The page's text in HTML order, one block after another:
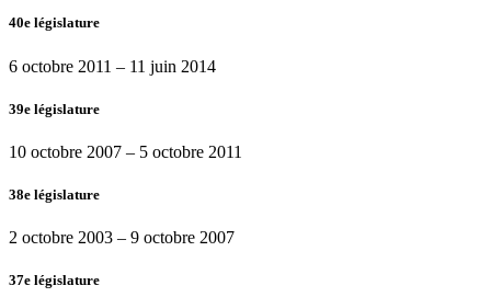
40e législature
6 octobre 2011 – 11 juin 2014
39e législature
10 octobre 2007 – 5 octobre 2011
38e législature
2 octobre 2003 – 9 octobre 2007
37e législature